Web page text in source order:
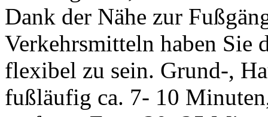
Dank der Nähe zur
Verkehrsmitteln haben
flexibel zu sein. Grund-,
fußläufig ca. 7- 10